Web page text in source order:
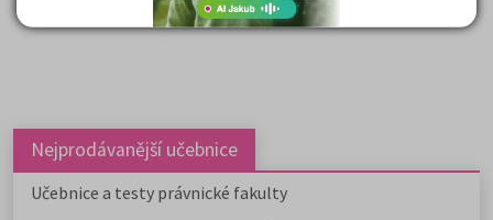
Nejprodávanější učebnice
Učebnice a testy právnické fakulty